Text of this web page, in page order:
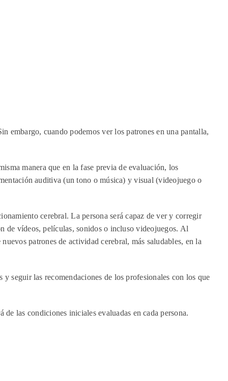
embargo, cuando podemos ver los patrones en una pantalla,
manera que en la fase previa de evaluación, los
auditiva (un tono o música) y visual (videojuego o
cerebral. La persona será capaz de ver y corregir
de vídeos, películas, sonidos o incluso videojuegos. Al
patrones de actividad cerebral, más saludables, en la
seguir las recomendaciones de los profesionales con los que
las condiciones iniciales evaluadas en cada persona.